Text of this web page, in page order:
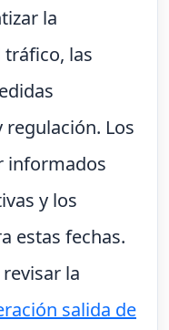
la
tráfico, las
regulación. Los
informados
y los
estas fechas.
la
salida de